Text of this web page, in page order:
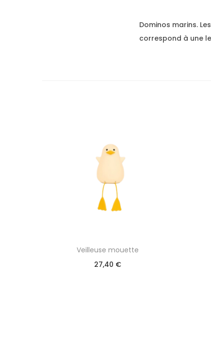
Dominos marins.
correspond à une
Veilleuse mouette
27,40 €